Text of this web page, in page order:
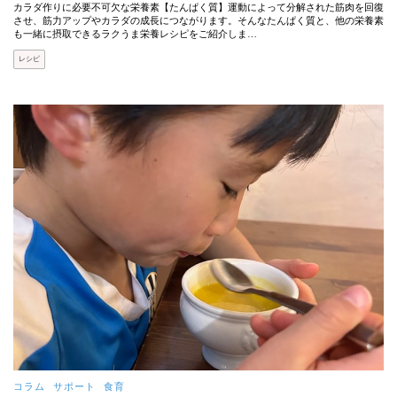
カラダ作りに必要不可欠な栄養素【たんぱく質】運動によって分解された筋肉を回復
させ、筋力アップやカラダの成長につながります。そんなたんぱく質と、他の栄養素
も一緒に摂取できるラクうま栄養レシピをご紹介しま…
レシピ
コラム サポート 食育